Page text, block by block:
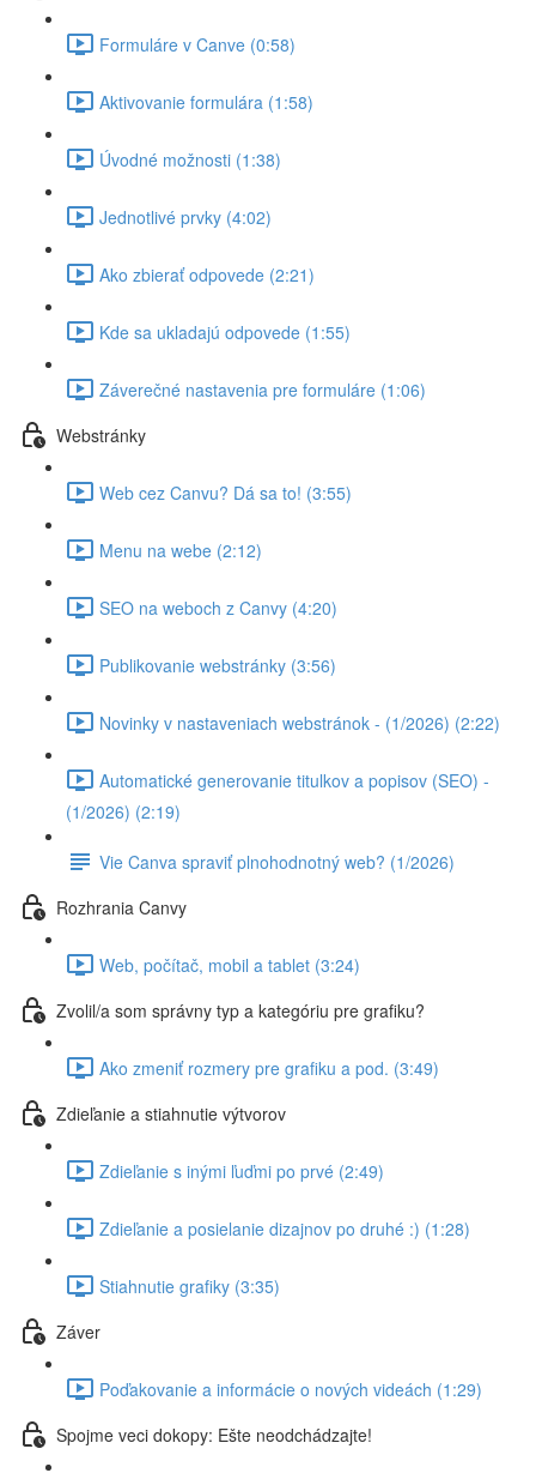
Formuláre v Canve (0:58)
Aktivovanie formulára (1:58)
Úvodné možnosti (1:38)
Jednotlivé prvky (4:02)
Ako zbierať odpovede (2:21)
Kde sa ukladajú odpovede (1:55)
Záverečné nastavenia pre formuláre (1:06)
Webstránky
Web cez Canvu? Dá sa to! (3:55)
Menu na webe (2:12)
SEO na weboch z Canvy (4:20)
Publikovanie webstránky (3:56)
Novinky v nastaveniach webstránok - (1/2026) (2:22)
Automatické generovanie titulkov a popisov (SEO) -
(1/2026) (2:19)
Vie Canva spraviť plnohodnotný web? (1/2026)
Rozhrania Canvy
Web, počítač, mobil a tablet (3:24)
Zvolil/a som správny typ a kategóriu pre grafiku?
Ako zmeniť rozmery pre grafiku a pod. (3:49)
Zdieľanie a stiahnutie výtvorov
Zdieľanie s inými ľuďmi po prvé (2:49)
Zdieľanie a posielanie dizajnov po druhé :) (1:28)
Stiahnutie grafiky (3:35)
Záver
Poďakovanie a informácie o nových videách (1:29)
Spojme veci dokopy: Ešte neodchádzajte!